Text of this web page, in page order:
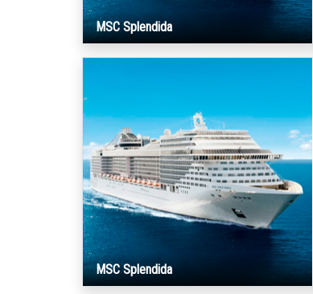
MSC Splendida
MSC Splendida